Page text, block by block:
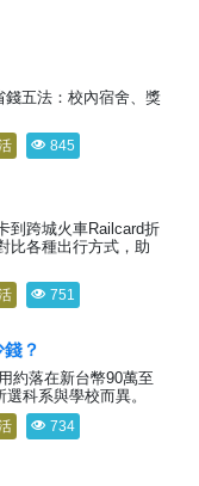
五法：校內宿舍、獎
845
到跨城火車Railcard折
比各種出行方式，助
751
？
約落在新台幣90萬至
科系與學校而異。
734